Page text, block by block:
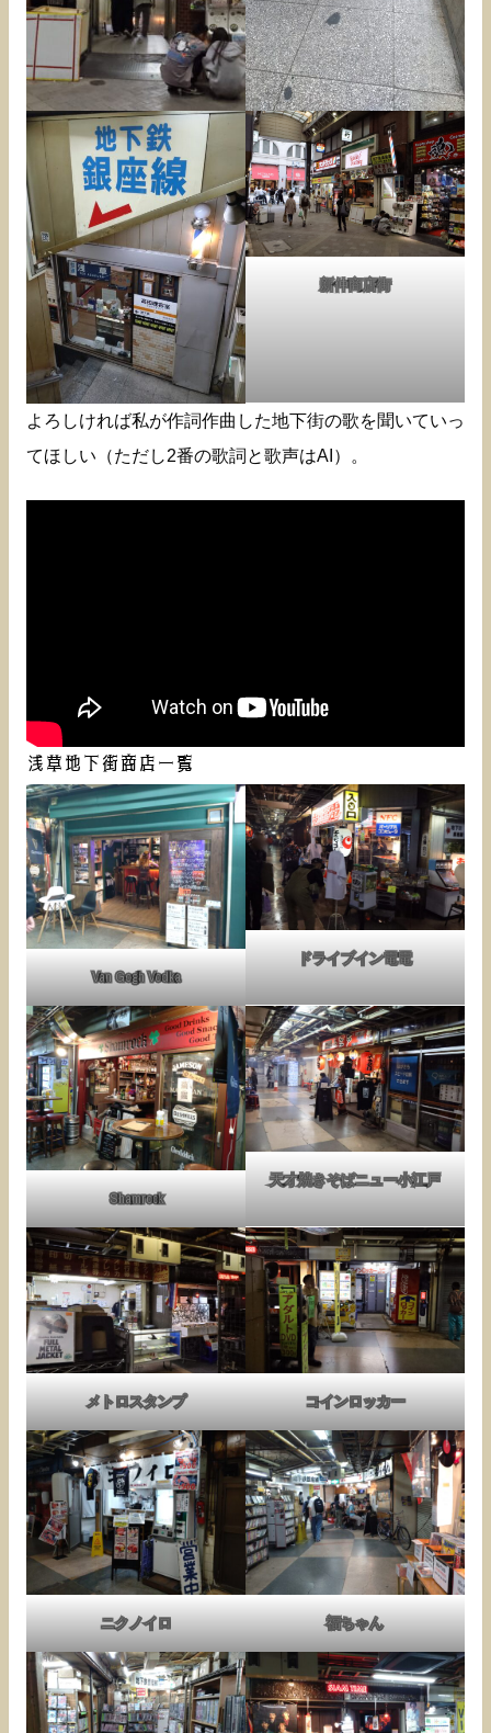
新仲商店街
よろしければ私が作詞作曲した地下街の歌を聞いていっ
てほしい（ただし2番の歌詞と歌声はAI）。
浅草地下街商店一覧
Van Gogh Vodka
ドライブイン電電
Shamrock
天才焼きそばニュー小江戸
メトロスタンプ コインロッカー
ニクノイロ 福ちゃん